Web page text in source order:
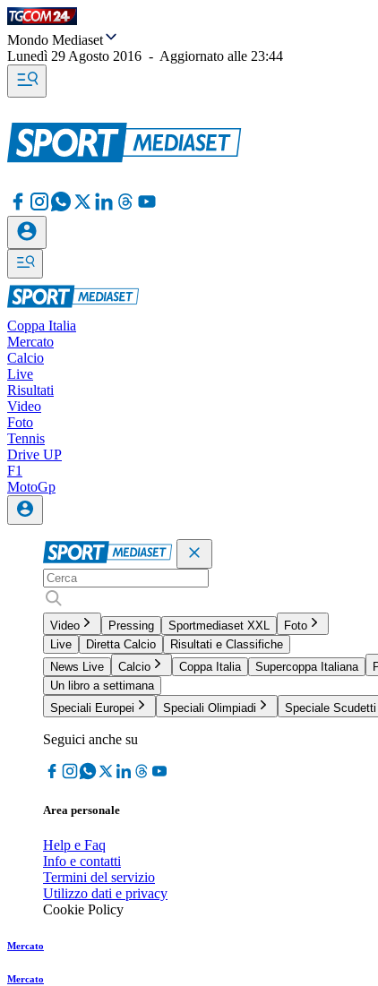
Mondo Mediaset
Lunedì 29 Agosto 2016 - Aggiornato alle 23:44
Coppa Italia
Mercato
Calcio
Live
Risultati
Video
Foto
Tennis
Drive UP
F1
MotoGp
Video Pressing Sportmediaset XXL
Foto
Live
Diretta Calcio
Risultati e Classifiche
News Live
Calcio Coppa Italia Supercoppa Italiana
Un libro a settimana
Speciali Europei
Speciali Olimpiadi Speciale Scudetti
Seguici anche su
Area personale
Help e Faq
Info e contatti
Termini del servizio
Utilizzo dati e privacy
Cookie Policy
Mercato
Mercato